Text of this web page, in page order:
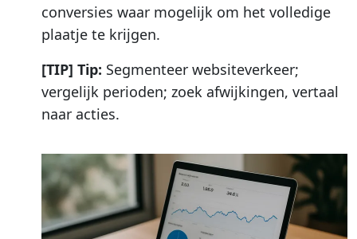
conversies waar mogelijk om het volledige
plaatje te krijgen.
[TIP] Tip: Segmenteer websiteverkeer;
vergelijk perioden; zoek afwijkingen, vertaal
naar acties.